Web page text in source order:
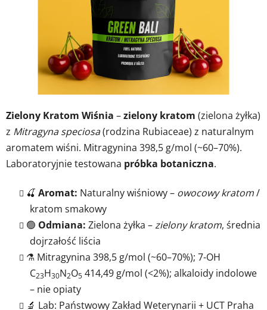
Zielony Kratom Wiśnia –zielony kratom (zielona żyłka)
z Mitragyna speciosa(rodzina Rubiaceae) z naturalnym
aromatem wiśni. Mitragynina 398,5 g/mol (~60–70%).
Laboratoryjnie testowana próbka botaniczna.
🍒 Aromat: Naturalny wiśniowy – owocowy kratom/
kratom smakowy
🟢 Odmiana: Zielona żyłka –zielony kratom, średnia
dojrzałość liścia
⚗️ Mitragynina 398,5 g/mol (~60–70%); 7-OH
C23H30N2O5 414,49 g/mol (<2%); alkaloidy indolowe
– nie opiaty
🔬 Lab: Państwowy Zakład Weterynarii + UCT Praha